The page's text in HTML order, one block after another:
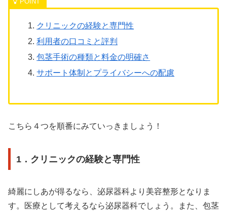
クリニックの経験と専門性
利用者の口コミと評判
包茎手術の種類と料金の明確さ
サポート体制とプライバシーへの配慮
こちら４つを順番にみていっきましょう！
1．クリニックの経験と専門性
綺麗にしあが得るなら、泌尿器科より美容整形となりま
す。医療として考えるなら泌尿器科でしょう。また、包茎